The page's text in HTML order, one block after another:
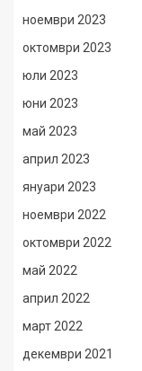
ноември 2023
октомври 2023
юли 2023
юни 2023
май 2023
април 2023
януари 2023
ноември 2022
октомври 2022
май 2022
април 2022
март 2022
декември 2021